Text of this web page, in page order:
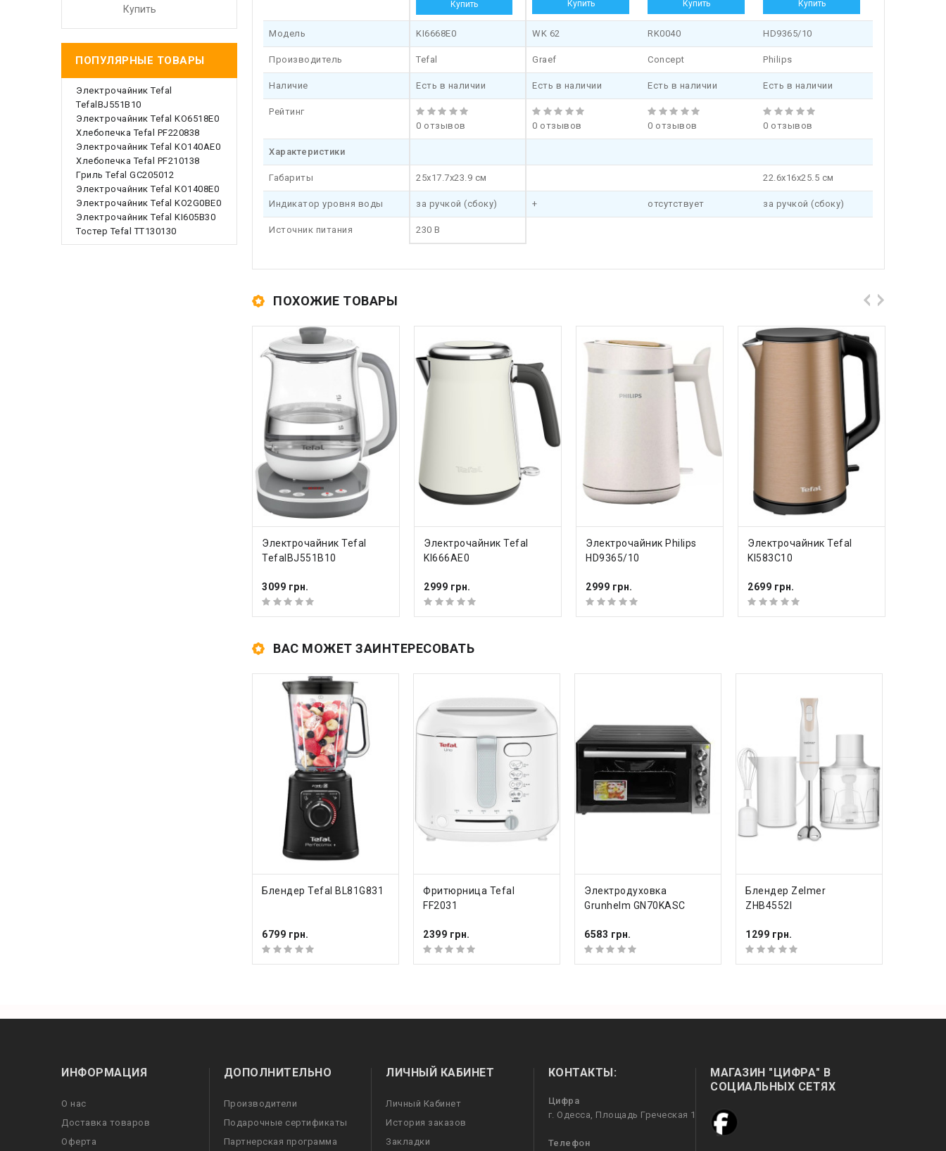
Купить
ПОПУЛЯРНЫЕ ТОВАРЫ
Электрочайник Tefal
TefalBJ551B10
Электрочайник Tefal KO6518E0
Хлебопечка Tefal PF220838
Электрочайник Tefal KO140AE0
Хлебопечка Tefal PF210138
Гриль Tefal GC205012
Электрочайник Tefal KO1408E0
Электрочайник Tefal KO2G0BE0
Электрочайник Tefal KI605B30
Тостер Tefal TT130130
Модель KI6668E0 WK 62 RK0040 HD9365/10
Производитель Tefal Graef Concept Philips
Наличие Есть в наличии Есть в наличии Есть в наличии Есть в наличии
Рейтинг
0 отзывов
0 отзывов 0 отзывов 0 отзывов
Характеристики
Габариты 25x17.7x23.9 см 22.6х16х25.5 см
Индикатор уровня воды за ручкой (сбоку) + отсутствует за ручкой (сбоку)
Источник питания 230 В
ПОХОЖИЕ ТОВАРЫ
КУПИТЬ
Электрочайник Tefal
TefalBJ551B10
3099 грн.
КУПИТЬ
Электрочайник Tefal
KI666AE0
2999 грн.
КУПИТЬ
Электрочайник Philips
HD9365/10
2999 грн.
КУПИТЬ
Электрочайник Tefal
KI583C10
2699 грн.
ВАС МОЖЕТ ЗАИНТЕРЕСОВАТЬ
КУПИТЬ
Блендер Tefal BL81G831
6799 грн.
КУПИТЬ
Фритюрница Tefal
FF2031
2399 грн.
КУПИТЬ
Электродуховка
Grunhelm GN70KASC
6583 грн.
КУПИТЬ
Блендер Zelmer
ZHB4552I
1299 грн.
ИНФОРМАЦИЯ
О нас
Доставка товаров
Оферта
ДОПОЛНИТЕЛЬНО
Производители
Подарочные сертификаты
Партнерская программа
ЛИЧНЫЙ КАБИНЕТ
Личный Кабинет
История заказов
Закладки
КОНТАКТЫ:
Цифра
г. Одесса, Площадь Греческая 1
Телефон
МАГАЗИН "ЦИФРА" В
СОЦИАЛЬНЫХ СЕТЯХ